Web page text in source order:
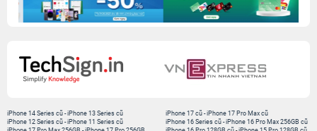
iPhone 14 Series cũ -iPhone 13 Series cũ
iPhone 12 Series cũ -iPhone 11 Series cũ
iPhone 17 cũ -iPhone 17 Pro Max cũ
iPhone 16 Series cũ - iPhone 16 Pro Max 256GB cũ